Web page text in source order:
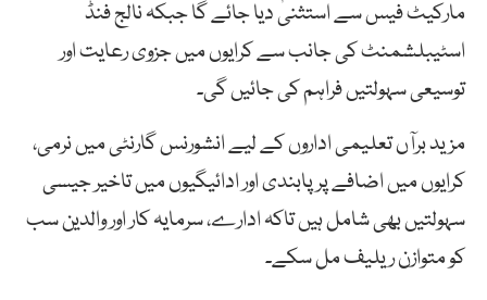
مارکیٹ فیس سے استثنیٰ دیا جائے گا جبکہ نالج فنڈ
اسٹیبلشمنٹ کی جانب سے کرایوں میں جزوی رعایت اور
توسیعی سہولتیں فراہم کی جائیں گی۔
مزید برآں تعلیمی اداروں کے لیے انشورنس گارنٹی میں نرمی،
کرایوں میں اضافے پر پابندی اور ادائیگیوں میں تاخیر جیسی
سہولتیں بھی شامل ہیں تاکہ ادارے، سرمایہ کار اور والدین سب
کو متوازن ریلیف مل سکے۔